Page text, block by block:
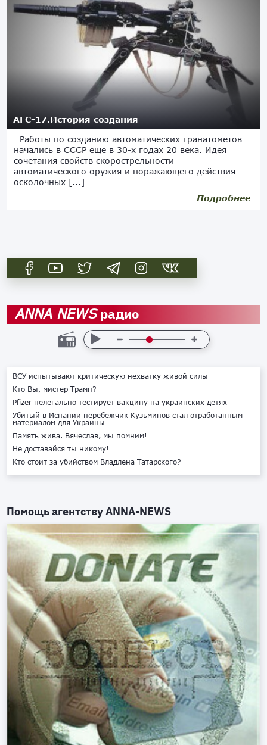
АГС-17.История создания
Работы по созданию автоматических гранатометов
начались в СССР еще в 30-х годах 20 века. Идея
сочетания свойств скорострельности
автоматического оружия и поражающего действия
осколочных [...]
Подробнее
ANNA NEWSрадио
ВСУ испытывают критическую нехватку живой силы
Кто Вы, мистер Трамп?
Pfizer нелегально тестирует вакцину на украинских детях
Убитый в Испании перебежчик Кузьминов стал отработанным
материалом для Украины
Память жива. Вячеслав, мы помним!
Не доставайся ты никому!
Кто стоит за убийством Владлена Татарского?
Помощь агентствуANNA-NEWS